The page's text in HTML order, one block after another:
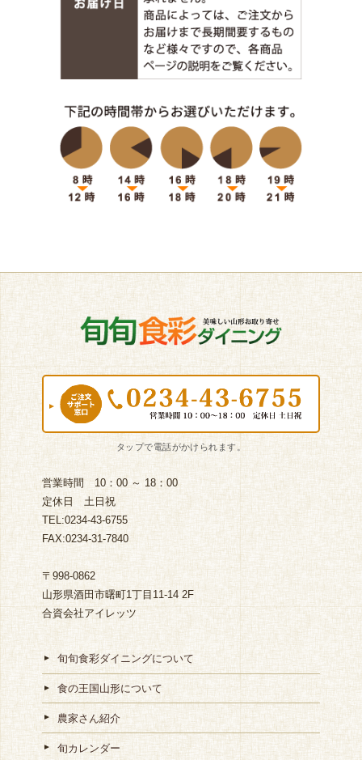
営業時間 10：00 ～ 18：00
定休日 土日祝
TEL:0234-43-6755
FAX:0234-31-7840
〒998-0862
山形県酒田市曙町1丁目11-14 2F
合資会社アイレッツ
旬旬食彩ダイニングについて
食の王国山形について
農家さん紹介
旬カレンダー